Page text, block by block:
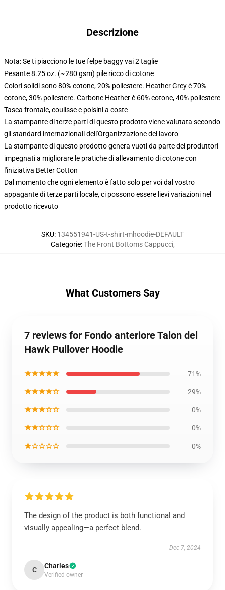
Descrizione
Nota: Se ti piacciono le tue felpe baggy vai 2 taglie
Pesante 8.25 oz. (~280 gsm) pile ricco di cotone
Colori solidi sono 80% cotone, 20% poliestere. Heather Grey è 70%
cotone, 30% poliestere. Carbone Heather è 60% cotone, 40% poliestere
Tasca frontale, coulisse e polsini a coste
La stampante di terze parti di questo prodotto viene valutata secondo
gli standard internazionali dell'Organizzazione del lavoro
La stampante di questo prodotto genera vuoti da parte dei produttori
impegnati a migliorare le pratiche di allevamento di cotone con
l'iniziativa Better Cotton
Dal momento che ogni elemento è fatto solo per voi dal vostro
appagante di terze parti locale, ci possono essere lievi variazioni nel
prodotto ricevuto
SKU: 134551941-US-t-shirt-mhoodie-DEFAULT
Categorie:The Front Bottoms Cappucci,
What Customers Say
7 reviews for Fondo anteriore Talon del
Hawk Pullover Hoodie
★★★★★ 71%
★★★★☆ 29%
★★★☆☆ 0%
★★☆☆☆ 0%
★☆☆☆☆ 0%
The design of the product is both functional and
visually appealing—a perfect blend.
Dec 7, 2024
C Charles
Verified owner